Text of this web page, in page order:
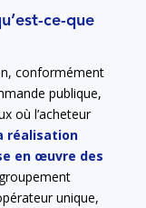
ce-que
conformément
publique,
où l’acheteur
réalisation
en œuvre des
unique,